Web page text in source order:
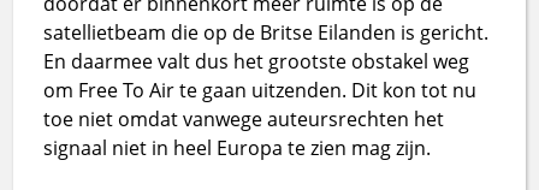
satellietbeam die op de Britse Eilanden is gericht.
En daarmee valt dus het grootste obstakel weg
om Free To Air te gaan uitzenden. Dit kon tot nu
toe niet omdat vanwege auteursrechten het
signaal niet in heel Europa te zien mag zijn.